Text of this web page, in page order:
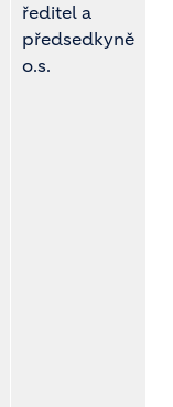
ředitel a
předsedkyně
o.s.